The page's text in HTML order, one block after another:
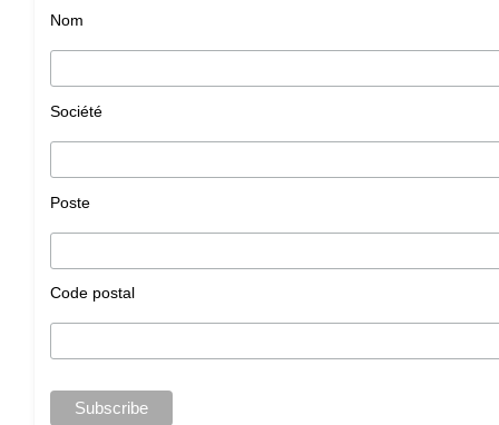
Nom
Société
Poste
Code postal